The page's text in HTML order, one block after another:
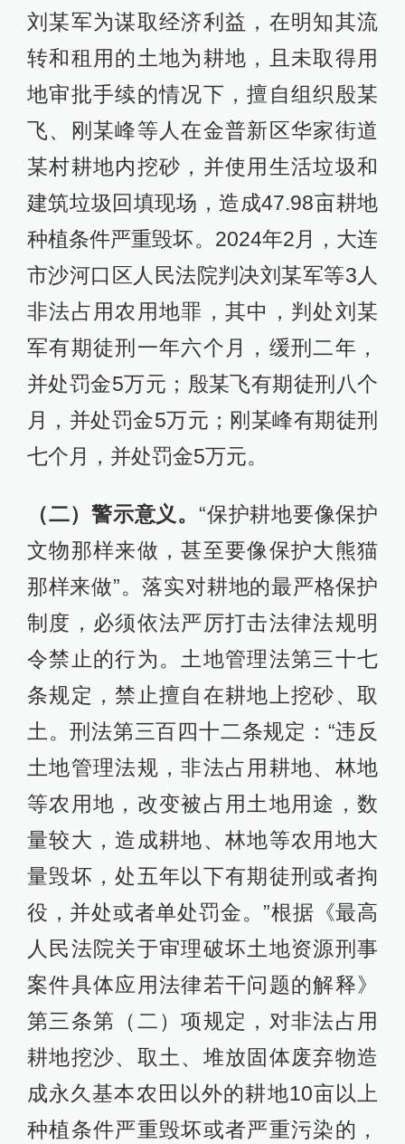
刘某军为谋取经济利益，在明知其流
转和租用的土地为耕地，且未取得用
地审批手续的情况下，擅自组织殷某
飞、刚某峰等人在金普新区华家街道
某村耕地内挖砂，并使用生活垃圾和
建筑垃圾回填现场，造成47.98亩耕地
种植条件严重毁坏。2024年2月，大连
市沙河口区人民法院判决刘某军等3人
非法占用农用地罪，其中，判处刘某
军有期徒刑一年六个月，缓刑二年，
并处罚金5万元；殷某飞有期徒刑八个
月，并处罚金5万元；刚某峰有期徒刑
七个月，并处罚金5万元。
（二）警示意义。 “保护耕地要像保护
文物那样来做，甚至要像保护大熊猫
那样来做”。落实对耕地的最严格保护
制度，必须依法严厉打击法律法规明
令禁止的行为。土地管理法第三十七
条规定，禁止擅自在耕地上挖砂、取
土。刑法第三百四十二条规定：“违反
土地管理法规，非法占用耕地、林地
等农用地，改变被占用土地用途，数
量较大，造成耕地、林地等农用地大
量毁坏，处五年以下有期徒刑或者拘
役，并处或者单处罚金。”根据《最高
人民法院关于审理破坏土地资源刑事
案件具体应用法律若干问题的解释》
第三条第（二）项规定，对非法占用
耕地挖沙、取土、堆放固体废弃物造
成永久基本农田以外的耕地10亩以上
种植条件严重毁坏或者严重污染的，